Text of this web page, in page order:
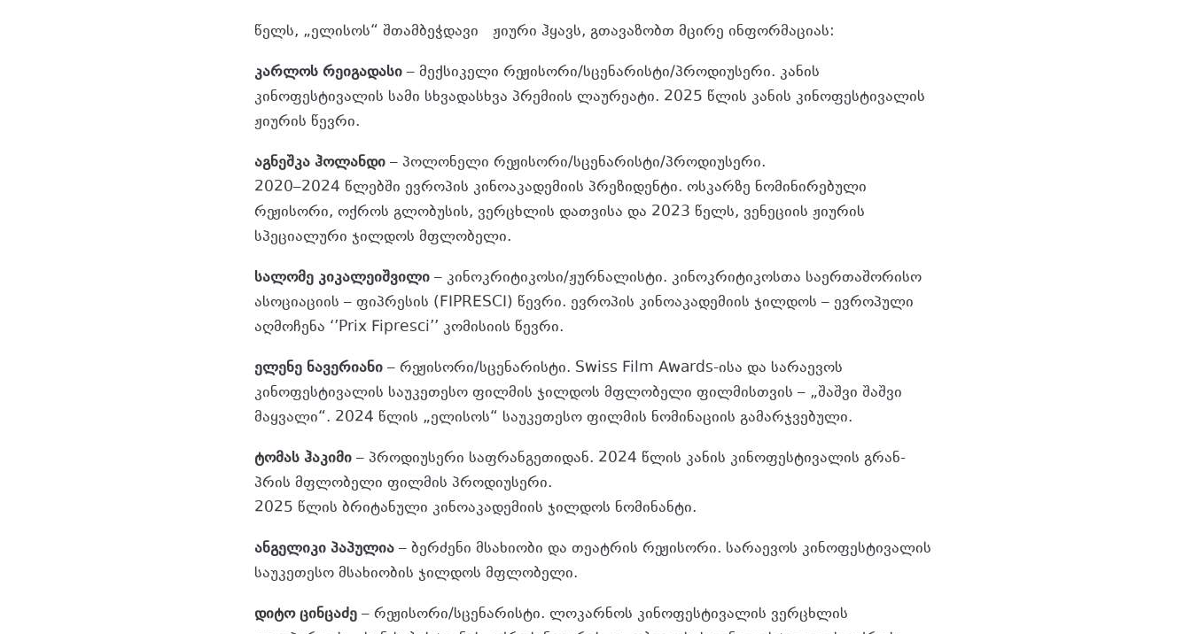
წელს, „ელისოს“ შთამბეჭდავი ჟიური ჰყავს, გთავაზობთ მცირე ინფორმაციას:
კარლოს რეიგადასი– მექსიკელი რეჟისორი/სცენარისტი/პროდიუსერი. კანის
კინოფესტივალის სამი სხვადასხვა პრემიის ლაურეატი. 2025 წლის კანის კინოფესტივალის
ჟიურის წევრი.
აგნეშკა ჰოლანდი– პოლონელი რეჟისორი/სცენარისტი/პროდიუსერი.
2020–2024 წლებში ევროპის კინოაკადემიის პრეზიდენტი. ოსკარზე ნომინირებული
რეჟისორი, ოქროს გლობუსის, ვერცხლის დათვისა და 2023 წელს, ვენეციის ჟიურის
სპეციალური ჯილდოს მფლობელი.
სალომე კიკალეიშვილი– კინოკრიტიკოსი/ჟურნალისტი. კინოკრიტიკოსთა საერთაშორისო
ასოციაციის – ფიპრესის (FIPRESCI) წევრი. ევროპის კინოაკადემიის ჯილდოს – ევროპული
აღმოჩენა ‘’Prix Fipresci’’ კომისიის წევრი.
ელენე ნავერიანი– რეჟისორი/სცენარისტი. Swiss Film Awards-ისა და სარაევოს
კინოფესტივალის საუკეთესო ფილმის ჯილდოს მფლობელი ფილმისთვის – „შაშვი შაშვი
მაყვალი“. 2024 წლის „ელისოს“ საუკეთესო ფილმის ნომინაციის გამარჯვებული.
ტომას ჰაკიმი– პროდიუსერი საფრანგეთიდან. 2024 წლის კანის კინოფესტივალის გრან-
პრის მფლობელი ფილმის პროდიუსერი.
2025 წლის ბრიტანული კინოაკადემიის ჯილდოს ნომინანტი.
ანგელიკი პაპულია– ბერძენი მსახიობი და თეატრის რეჟისორი. სარაევოს კინოფესტივალის
საუკეთესო მსახიობის ჯილდოს მფლობელი.
დიტო ცინცაძე– რეჟისორი/სცენარისტი. ლოკარნოს კინოფესტივალის ვერცხლის